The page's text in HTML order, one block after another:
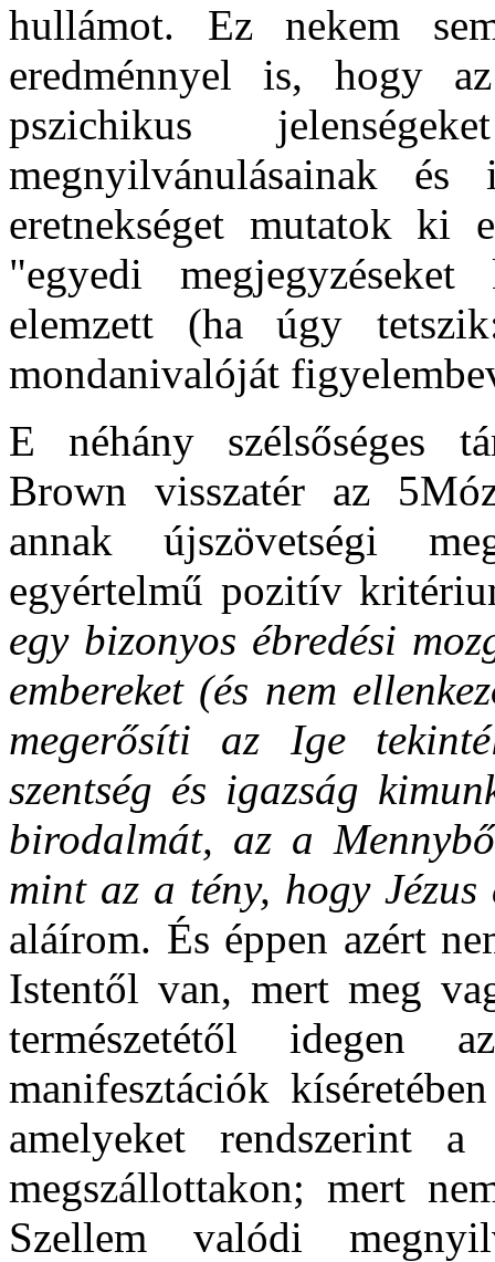
hullámot. Ez nekem
eredménnyel is, hogy
pszichikus
megnyilvánulásainak
eretnekséget mutatok ki
"egyedi
elemzett (ha úgy
mondanivalóját
E néhány szélsőséges
Brown visszatér az
annak újszövetségi
egyértelmű pozitív
egy bizonyos ébredési
embereket (és nem
megerősíti az Ige
szentség és igazság
birodalmát, az a
mint az a tény, hogy Jézus
aláírom. És éppen azért
Istentől van, mert meg
természetétől idegen
manifesztációk
amelyeket rendszerint
megszállottakon; mert
Szellem valódi